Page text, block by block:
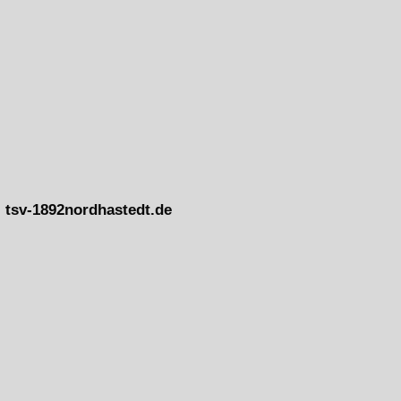
tsv-1892nordhastedt.de